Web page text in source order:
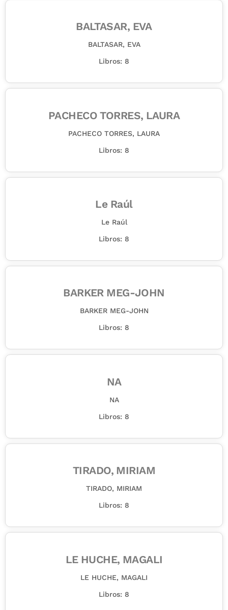
BALTASAR, EVA
BALTASAR, EVA
Libros: 8
PACHECO TORRES, LAURA
PACHECO TORRES, LAURA
Libros: 8
Le Raúl
Le Raúl
Libros: 8
BARKER MEG-JOHN
BARKER MEG-JOHN
Libros: 8
NA
NA
Libros: 8
TIRADO, MIRIAM
TIRADO, MIRIAM
Libros: 8
LE HUCHE, MAGALI
LE HUCHE, MAGALI
Libros: 8